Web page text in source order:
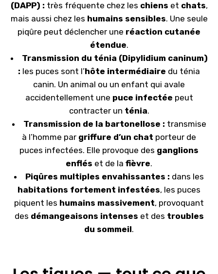
(DAPP) : très fréquente chez les chiens et chats,
mais aussi chez les humains sensibles. Une seule
piqûre peut déclencher une réaction cutanée
étendue.
Transmission du ténia (Dipylidium caninum)
: les puces sont l’hôte intermédiaire du ténia
canin. Un animal ou un enfant qui avale
accidentellement une puce infectée peut
contracter un ténia.
Transmission de la bartonellose : transmise
à l’homme par griffure d’un chat porteur de
puces infectées. Elle provoque des ganglions
enflés et de la fièvre.
Piqûres multiples envahissantes : dans les
habitations fortement infestées, les puces
piquent les humains massivement, provoquant
des démangeaisons intenses et des troubles
du sommeil.